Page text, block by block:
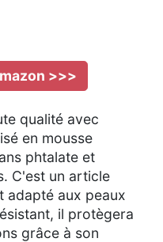
>>>
qualité avec
en mousse
phtalate et
C'est un article
adapté aux peaux
il protègera
grâce à son